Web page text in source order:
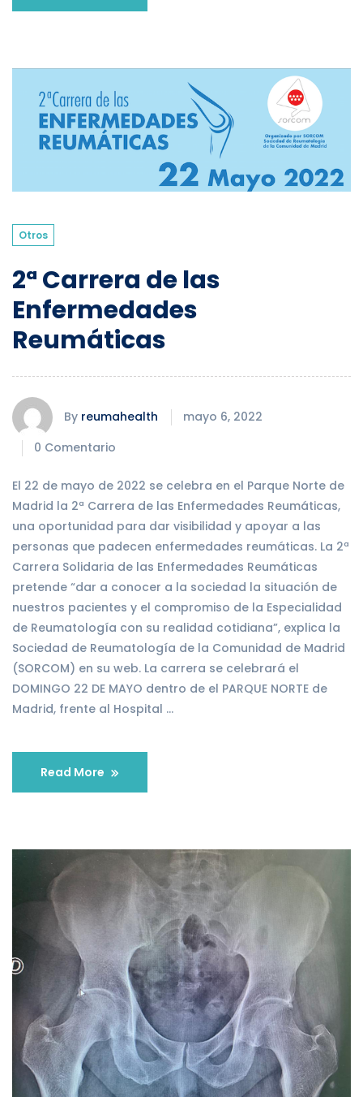
Otros
2ª Carrera de las
Enfermedades
Reumáticas
By reumahealth
mayo 6, 2022
0 Comentario
El 22 de mayo de 2022 se celebra en el Parque Norte de
Madrid la 2ª Carrera de las Enfermedades Reumáticas,
una oportunidad para dar visibilidad y apoyar a las
personas que padecen enfermedades reumáticas. La 2ª
Carrera Solidaria de las Enfermedades Reumáticas
pretende “dar a conocer a la sociedad la situación de
nuestros pacientes y el compromiso de la Especialidad
de Reumatología con su realidad cotidiana”, explica la
Sociedad de Reumatología de la Comunidad de Madrid
(SORCOM) en su web. La carrera se celebrará el
DOMINGO 22 DE MAYO dentro de el PARQUE NORTE de
Madrid, frente al Hospital …
Read More